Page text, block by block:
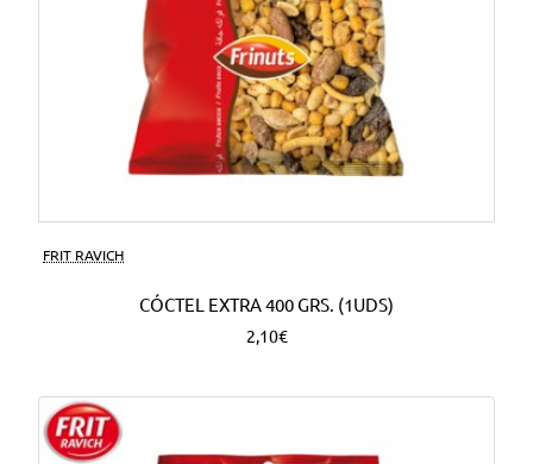
FRIT RAVICH
CÓCTEL EXTRA 400 GRS. (1UDS)
2,10€